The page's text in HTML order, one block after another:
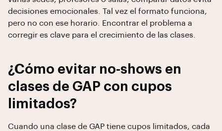
decisiones emocionales. Tal vez el formato funciona,
pero no con ese horario. Encontrar el problema a
corregir es clave para el crecimiento de las clases.
¿Cómo evitar no-shows en
clases de GAP con cupos
limitados?
Cuando una clase de GAP tiene cupos limitados, cada